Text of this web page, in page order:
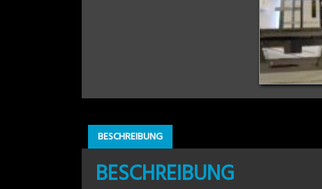
BESCHREIBUNG
BESCHREIBUNG